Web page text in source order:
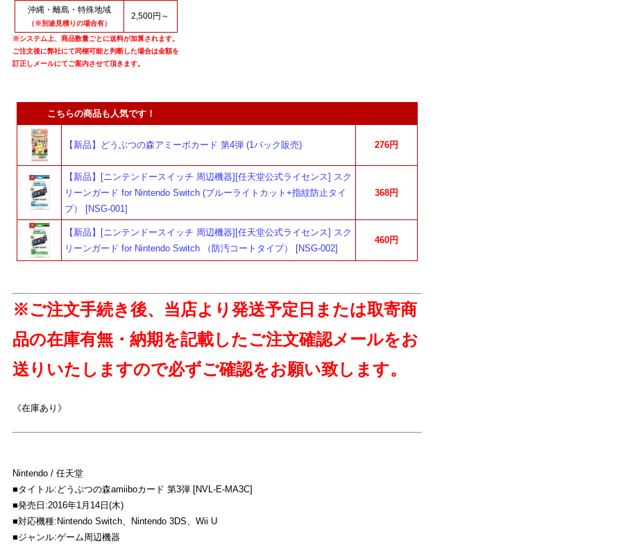
沖縄・離島・特殊地域
（※別途見積りの場合有）
2,500円～
※システム上、商品数量ごとに送料が加算されます。
ご注文後に弊社にて同梱可能と判断した場合は金額を
訂正しメールにてご案内させて頂きます。
こちらの商品も人気です！
【新品】どうぶつの森アミーボカード 第4弾 (1パック販売) 276円
【新品】[ニンテンドースイッチ 周辺機器][任天堂公式ライセンス] スク
リーンガード for Nintendo Switch (ブルーライトカット+指紋防止タイ
プ） [NSG-001]
368円
【新品】[ニンテンドースイッチ 周辺機器][任天堂公式ライセンス] スク
リーンガード for Nintendo Switch （防汚コートタイプ） [NSG-002]
460円
※ご注文手続き後、当店より発送予定日または取寄商
品の在庫有無・納期を記載したご注文確認メールをお
送りいたしますので必ずご確認をお願い致します。
《在庫あり》
Nintendo / 任天堂
■タイトル:どうぶつの森amiiboカード 第3弾 [NVL-E-MA3C]
■発売日:2016年1月14日(木)
■対応機種:Nintendo Switch、Nintendo 3DS、Wii U
■ジャンル:ゲーム周辺機器